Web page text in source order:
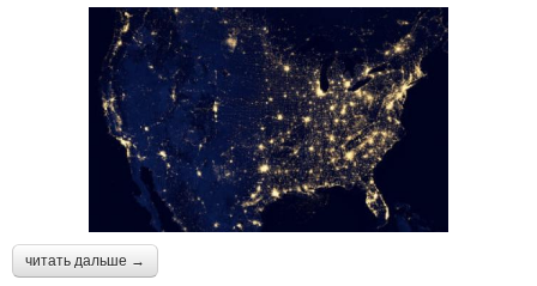
читать дальше →